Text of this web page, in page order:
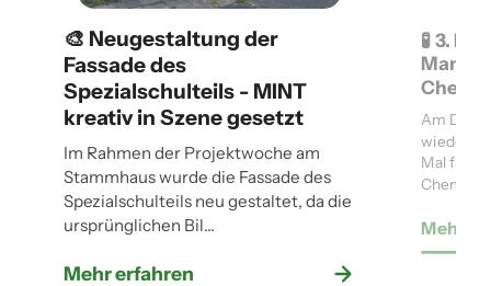
🎨 Neugestaltung der
Fassade des
Spezialschulteils - MINT
kreativ in Szene gesetzt
Im Rahmen der Projektwoche am
Stammhaus wurde die Fassade des
Spezialschulteils neu gestaltet, da die
ursprünglichen Bil...
Mehr erfahren
🧪 3.
Am
wieder
Mal fand
Chemie
Mehr